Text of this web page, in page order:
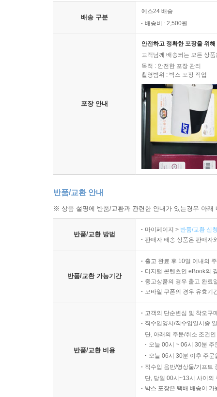
배송 구분
예스24 배송
배송비 : 2,500원
포장 안내
안전하고 정확한 포장을 위
고객님께 배송되는 모든 상
목적 : 안전한 포장 관리
촬영범위 : 박스 포장 작업
반품/교환 안내
※ 상품 설명에 반품/교환과 관련한 안내가 있는경우 아
반품/교환 방법
마이페이지 > 반품/교환 신
판매자 배송 상품은 판매자
반품/교환 가능기간
출고 완료 후 10일 이내의
디지털 콘텐츠인 eBook의
중고상품의 경우 출고 완료
모바일 쿠폰의 경우 유효기
반품/교환 비용
고객의 단순변심 및 착오구
직수입양서/직수입일서중
단, 아래의 주문/취소 조건
오늘 00시 ~ 06시 30분
오늘 06시 30분 이후 주
직수입 음반/영상물/기프트
단, 당일 00시~13시 사이의
박스 포장은 택배 배송이